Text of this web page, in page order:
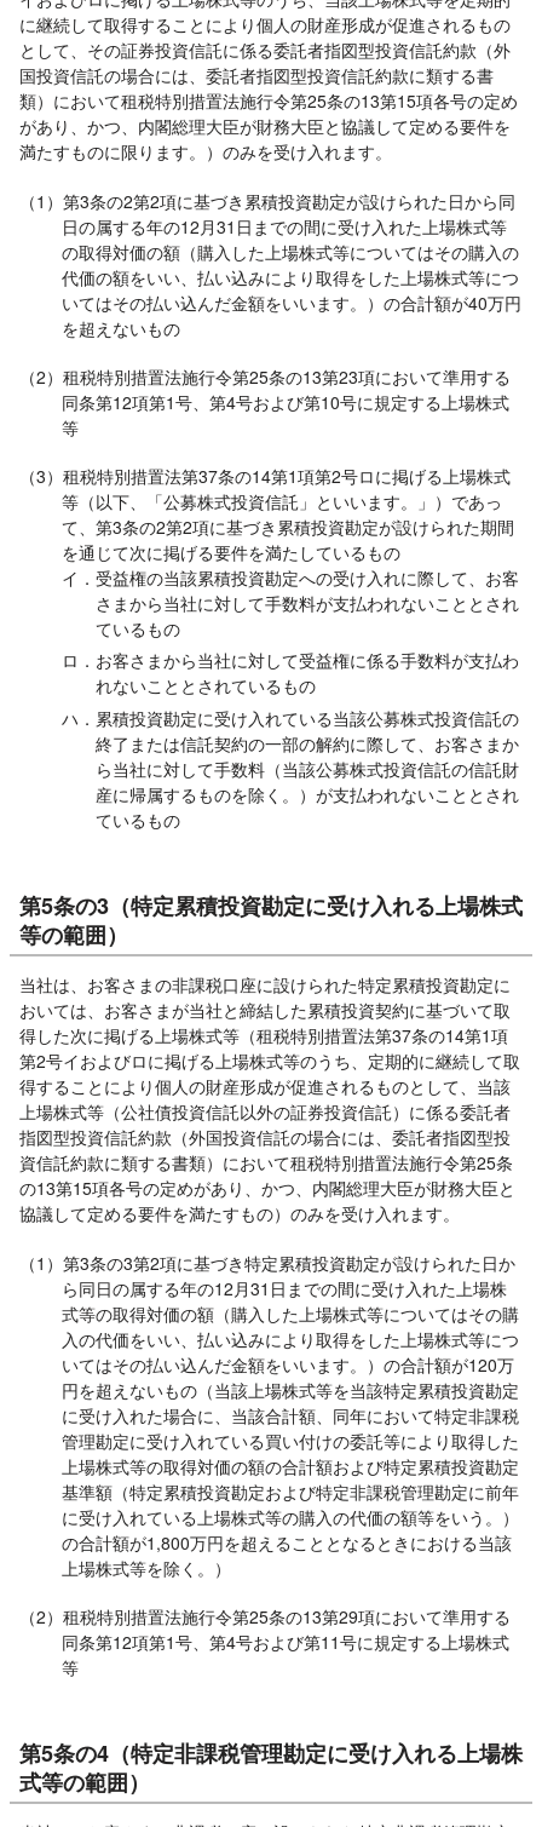
に継続して取得することにより個人の財産形成が促進されるもの
として、その証券投資信託に係る委託者指図型投資信託約款（外
国投資信託の場合には、委託者指図型投資信託約款に類する書
類）において租税特別措置法施行令第25条の13第15項各号の定め
があり、かつ、内閣総理大臣が財務大臣と協議して定める要件を
満たすものに限ります。）のみを受け入れます。
（1）第3条の2第2項に基づき累積投資勘定が設けられた日から同
日の属する年の12月31日までの間に受け入れた上場株式等
の取得対価の額（購入した上場株式等についてはその購入の
代価の額をいい、払い込みにより取得をした上場株式等につ
いてはその払い込んだ金額をいいます。）の合計額が40万円
を超えないもの
（2）租税特別措置法施行令第25条の13第23項において準用する
同条第12項第1号、第4号および第10号に規定する上場株式
等
（3）租税特別措置法第37条の14第1項第2号ロに掲げる上場株式
等（以下、「公募株式投資信託」といいます。」）であっ
て、第3条の2第2項に基づき累積投資勘定が設けられた期間
を通じて次に掲げる要件を満たしているもの
イ．受益権の当該累積投資勘定への受け入れに際して、お客
さまから当社に対して手数料が支払われないこととされ
ているもの
ロ．お客さまから当社に対して受益権に係る手数料が支払わ
れないこととされているもの
ハ．累積投資勘定に受け入れている当該公募株式投資信託の
終了または信託契約の一部の解約に際して、お客さまか
ら当社に対して手数料（当該公募株式投資信託の信託財
産に帰属するものを除く。）が支払われないこととされ
ているもの
第5条の3（特定累積投資勘定に受け入れる上場株式
等の範囲）
当社は、お客さまの非課税口座に設けられた特定累積投資勘定に
おいては、お客さまが当社と締結した累積投資契約に基づいて取
得した次に掲げる上場株式等（租税特別措置法第37条の14第1項
第2号イおよびロに掲げる上場株式等のうち、定期的に継続して取
得することにより個人の財産形成が促進されるものとして、当該
上場株式等（公社債投資信託以外の証券投資信託）に係る委託者
指図型投資信託約款（外国投資信託の場合には、委託者指図型投
資信託約款に類する書類）において租税特別措置法施行令第25条
の13第15項各号の定めがあり、かつ、内閣総理大臣が財務大臣と
協議して定める要件を満たすもの）のみを受け入れます。
（1）第3条の3第2項に基づき特定累積投資勘定が設けられた日か
ら同日の属する年の12月31日までの間に受け入れた上場株
式等の取得対価の額（購入した上場株式等についてはその購
入の代価をいい、払い込みにより取得をした上場株式等につ
いてはその払い込んだ金額をいいます。）の合計額が120万
円を超えないもの（当該上場株式等を当該特定累積投資勘定
に受け入れた場合に、当該合計額、同年において特定非課税
管理勘定に受け入れている買い付けの委託等により取得した
上場株式等の取得対価の額の合計額および特定累積投資勘定
基準額（特定累積投資勘定および特定非課税管理勘定に前年
に受け入れている上場株式等の購入の代価の額等をいう。）
の合計額が1,800万円を超えることとなるときにおける当該
上場株式等を除く。）
（2）租税特別措置法施行令第25条の13第29項において準用する
同条第12項第1号、第4号および第11号に規定する上場株式
等
第5条の4（特定非課税管理勘定に受け入れる上場株
式等の範囲）